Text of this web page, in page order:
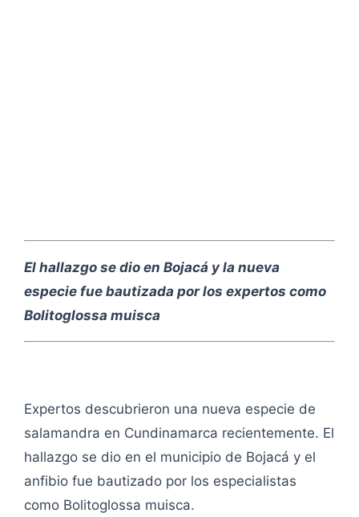
El hallazgo se dio en Bojacá y la nueva
especie fue bautizada por los expertos como
Bolitoglossa muisca
Expertos descubrieron una nueva especie de
salamandra en Cundinamarca recientemente. El
hallazgo se dio en el municipio de Bojacá y el
anfibio fue bautizado por los especialistas
como Bolitoglossa muisca.